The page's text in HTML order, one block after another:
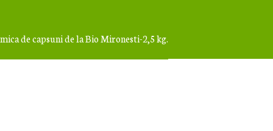
de capsuni de la Bio Mironesti-2,5 kg.